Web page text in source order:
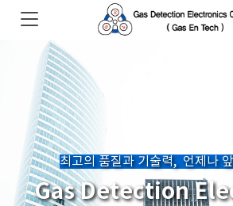
최고의 품질과 기술력, 언제나
Gas Detection